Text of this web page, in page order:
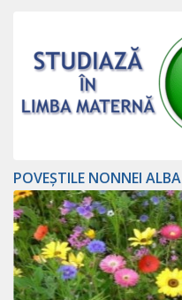
POVEȘTILE NONNEI ALBA